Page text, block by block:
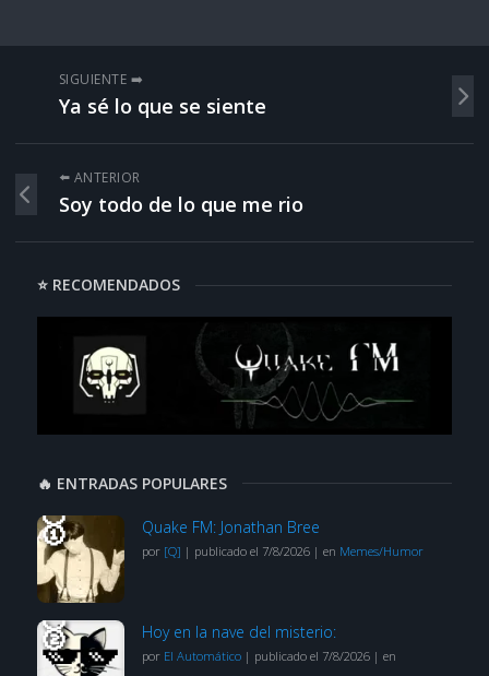
SIGUIENTE ➡️
Ya sé lo que se siente
⬅️ ANTERIOR
Soy todo de lo que me rio
⭐ RECOMENDADOS
🔥 ENTRADAS POPULARES
Quake FM: Jonathan Bree
por [Q] | publicado el 7/8/2026| en Memes/Humor
Hoy en la nave del misterio:
por El Automático| publicado el 7/8/2026| en